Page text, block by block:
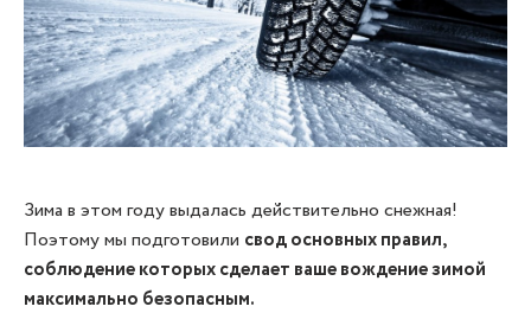
Зима в этом году выдалась действительно снежная!
Поэтому мы подготовили свод основных правил,
соблюдение которых сделает ваше вождение зимой
максимально безопасным.